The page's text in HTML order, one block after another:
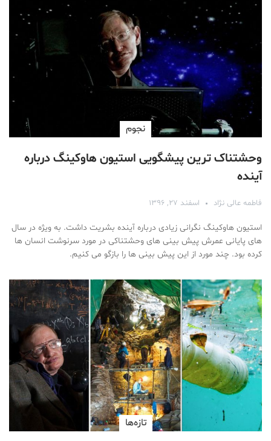
نجوم
وحشتناک ترین پیشگویی استیون هاوکینگ درباره
آینده
فاطمه عالی نژاد اسفند ۲۷, ۱۳۹۶
استیون هاوکینگ نگرانی زیادی درباره آینده بشریت داشت. به ویژه در سال
های پایانی عمرش پیش بینی های وحشتناکی در مورد سرنوشت انسان ها
کرده بود. چند مورد از این پیش بینی ها را بازگو می کنیم.
تازه‌ها